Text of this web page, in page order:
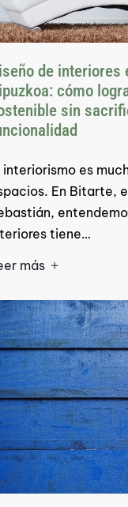
de interiores
cómo
sin
interiorismo es
En Bitarte,
tiene…
más